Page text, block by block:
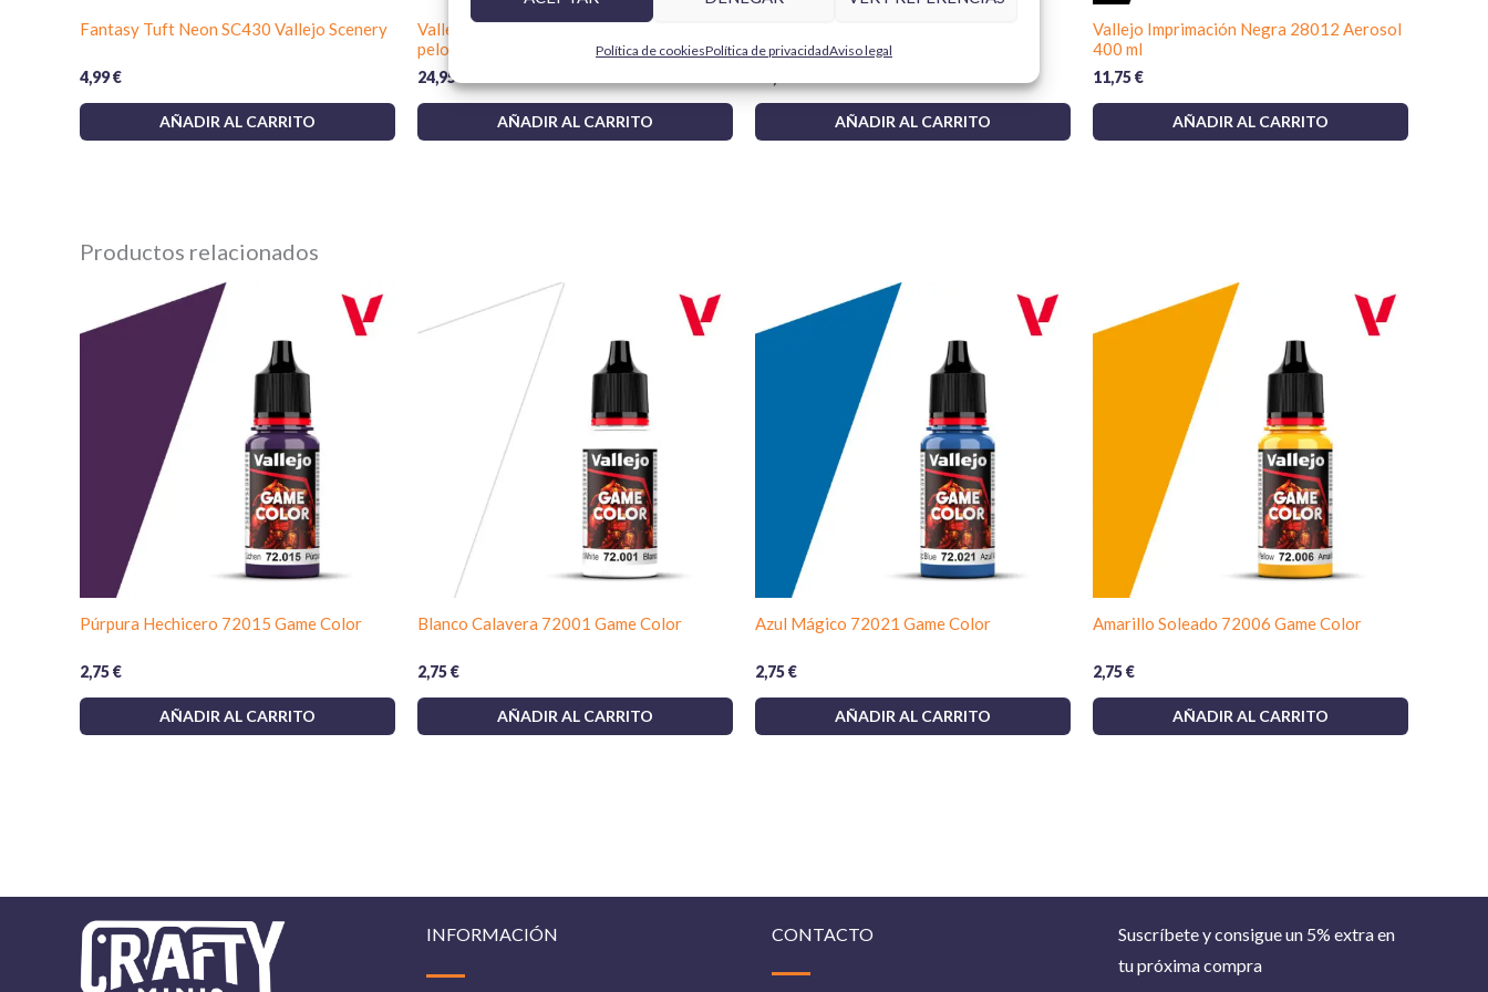
Política de cookiesPolítica de privacidadAviso legal
Fantasy Tuft Neon SC430 Vallejo Scenery
4,99€
AÑADIR AL CARRITO
Vallejo Design Set Pro Modeler B01991
pelo natural 0, 1 y 2
24,95
AÑADIR AL CARRITO
Aerosol 400 ml
AÑADIR AL CARRITO
Vallejo Imprimación Negra 28012 Aerosol
400 ml
11,75€
AÑADIR AL CARRITO
Productos relacionados
Púrpura Hechicero 72015 Game Color
2,75€
AÑADIR AL CARRITO
Blanco Calavera 72001 Game Color
2,75€
AÑADIR AL CARRITO
Azul Mágico 72021 Game Color
2,75€
AÑADIR AL CARRITO
Amarillo Soleado 72006 Game Color
2,75€
AÑADIR AL CARRITO
INFORMACIÓN CONTACTO
Suscríbete y consigue un 5% extra en
tu próxima compra